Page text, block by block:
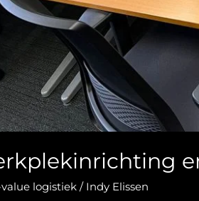
logistiek / Indy Elissen